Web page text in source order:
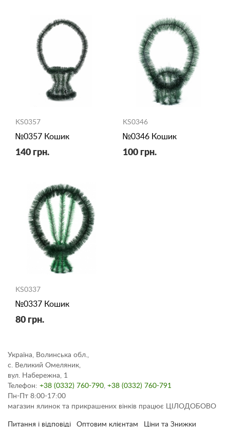
KS0357
№0357 Кошик
140 грн.
KS0346
№0346 Кошик
100 грн.
KS0337
№0337 Кошик
80 грн.
Україна, Волинська обл.,
с. Великий Омеляник,
вул. Набережна, 1
Телефон: +38 (0332) 760-790, +38 (0332) 760-791
Пн-Пт 8:00-17:00
магазин ялинок та прикрашених вінків працює ЦІЛОДОБОВО
Питання і відповіді Оптовим клієнтам Ціни та Знижки